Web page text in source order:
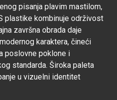
pisanja plavim mastilom,
plastike kombinuje održivost
završna obrada daje
karaktera, čineći
poslovne poklone i
standarda. Široka paleta
u vizuelni identitet